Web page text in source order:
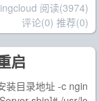
阅读(3974)
评论(0) 推荐(0)
启
装目录地址 -c ngin